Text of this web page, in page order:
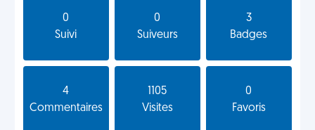
0
Suivi
0
Suiveurs
3
Badges
4
Commentaires
1105
Visites
0
Favoris